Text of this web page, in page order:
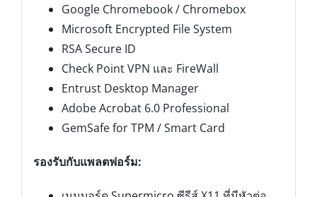
Google Chromebook / Chromebox
Microsoft Encrypted File System
RSA Secure ID
Check Point VPN และ FireWall
Entrust Desktop Manager
Adobe Acrobat 6.0 Professional
GemSafe for TPM / Smart Card
รองรับกับแพลตฟอร์ม: